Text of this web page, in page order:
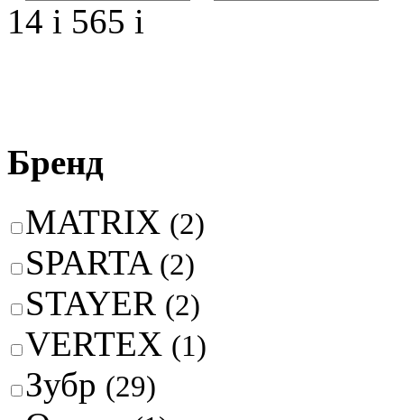
14 i 565 i
Бренд
MATRIX (2)
SPARTA (2)
STAYER (2)
VERTEX (1)
Зубр (29)